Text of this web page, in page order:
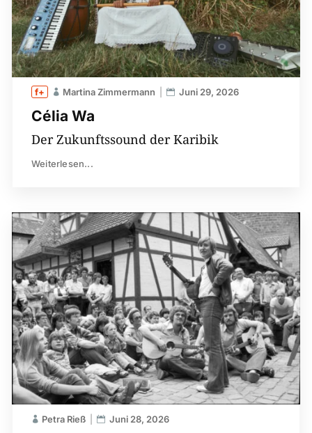
Célia Wa
Martina Zimmermann Juni 29, 2026
Der Zukunftssound der Karibik
Weiterlesen...
Petra Rieß Juni 28, 2026